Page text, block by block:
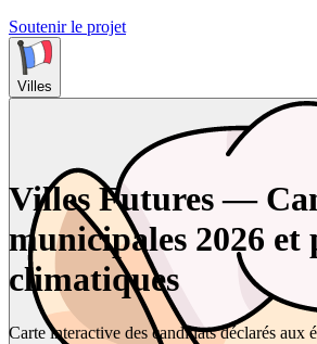
Soutenir le projet
Villes
Villes Futures —
municipales 2026 et
climatiques
Carte interactive des candidats déclarés aux